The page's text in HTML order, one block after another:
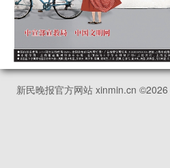
新民晚报官方网站 xinmin.cn ©2026